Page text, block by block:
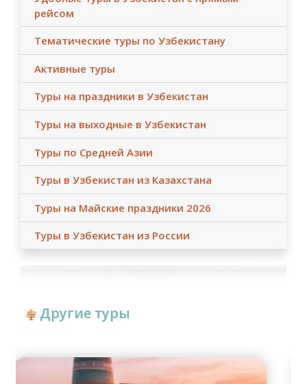
Детям до 10 лет - оплата 80% от стоимости тура,
детям от 10 лет и старше - оплата 100% от
стоимости тура.
рейсом
Тематические туры по Узбекистану
Активные туры
Туры на праздники в Узбекистан
Туры на выходные в Узбекистан
Туры по Средней Азии
Туры в Узбекистан из Казахстана
Туры на Майские праздники 2026
Туры в Узбекистан из России
Другие туры